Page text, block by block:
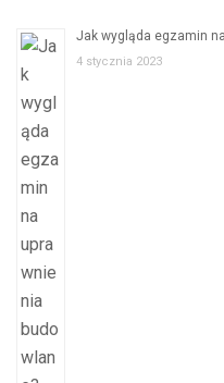
Jak wygląda egzamin
4 stycznia 2023